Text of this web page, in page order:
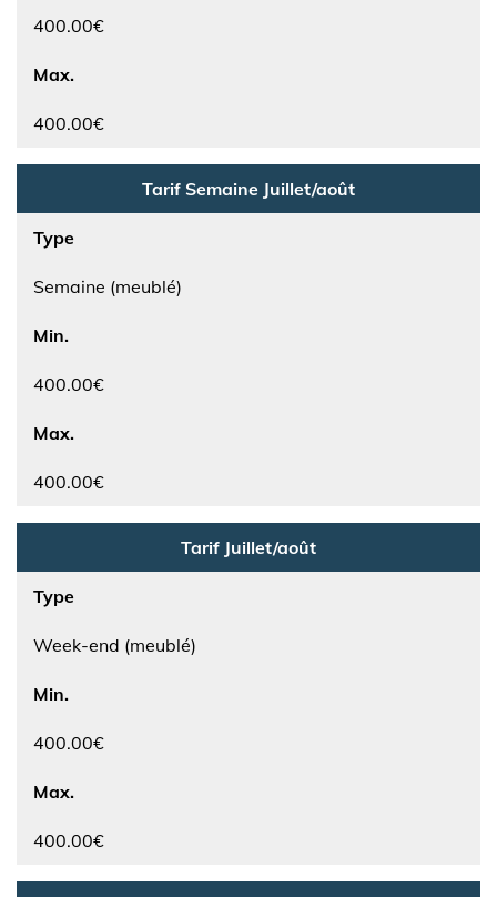
400.00€
Max.
400.00€
Tarif Semaine Juillet/août
Type
Semaine (meublé)
Min.
400.00€
Max.
400.00€
Tarif Juillet/août
Type
Week-end (meublé)
Min.
400.00€
Max.
400.00€